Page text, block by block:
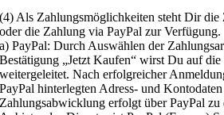
(4) Als Zahlungsmöglichkeiten steht Dir
oder die Zahlung via PayPal zur Verfügung.
a) PayPal: Durch Auswählen der
Bestätigung „Jetzt Kaufen“ wirst Du auf
weitergeleitet. Nach erfolgreicher
PayPal hinterlegten Adress- und
Zahlungsabwicklung erfolgt über PayPal zu